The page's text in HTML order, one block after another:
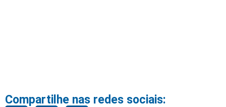
Compartilhe nas redes sociais: